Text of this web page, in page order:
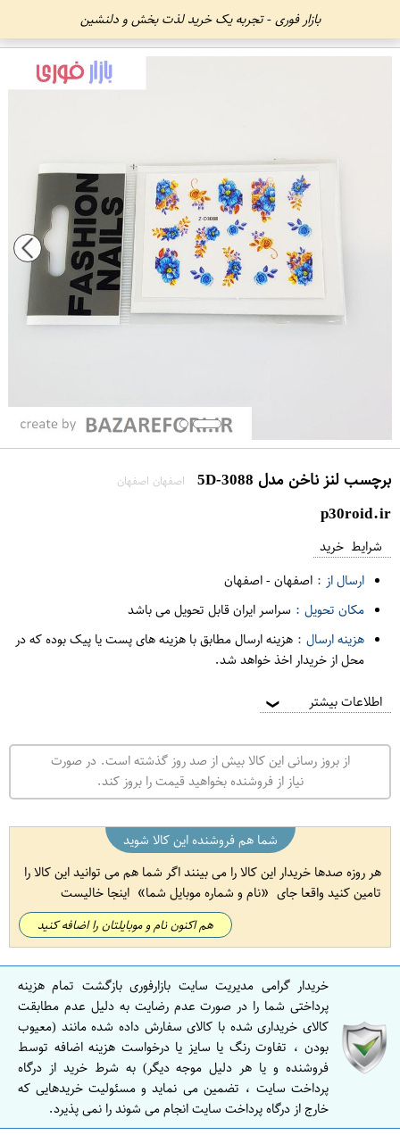
بازار فوری - تجربه یک خرید لذت بخش و دلنشین
برچسب لنز ناخن مدل 5D-3088 اصفهان اصفهان
p30roid.ir
شرایط خرید
ارسال از : اصفهان-اصفهان
مکان تحویل : سراسر ایران قابل تحویل می باشد
هزینه ارسال : هزینه ارسال مطابق با هزینه های پست یا پیک بوده که در
محل از خریدار اخذ خواهد شد.
اطلاعات بیشتر ❯
از بروز رسانی این کالا بیش از صد روز گذشته است. در صورت
نیاز از فروشنده بخواهید قیمت را بروز کند.
شما هم فروشنده این کالا شوید
هر روزه صدها خریدار این کالا را می بینند اگر شما هم می توانید این کالا را
تامین کنید واقعا جای
نام و شماره موبایل شما اینجا خالیست
هم اکنون نام و موبایلتان را اضافه کنید
خریدار گرامی مدیریت سایت بازارفوری بازگشت تمام هزینه
پرداختی شما را در صورت عدم رضایت به دلیل عدم مطابقت
کالای خریداری شده با کالای سفارش داده شده مانند (معیوب
بودن ، تفاوت رنگ یا سایز یا درخواست هزینه اضافه توسط
فروشنده و یا هر دلیل موجه دیگر) به شرط خرید از درگاه
پرداخت سایت ، تضمین می نماید و مسئولیت خریدهایی که
خارج از درگاه پرداخت سایت انجام می شوند را نمی پذیرد.